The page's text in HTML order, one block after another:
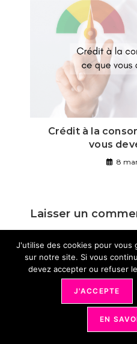
Crédit à la
vous
8
Laisser un
Comment
J'utilise des cookies pour vous
sur notre site. Si vous
devez accepter ou refuser
J'ACCEPTE
EN